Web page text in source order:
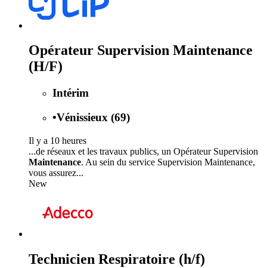
Opérateur Supervision Maintenance
(H/F)
Intérim
•Vénissieux (69)
Il y a 10 heures
...de réseaux et les travaux publics, un Opérateur Supervision
Maintenance. Au sein du service Supervision Maintenance,
vous assurez...
New
Technicien Respiratoire (h/f)